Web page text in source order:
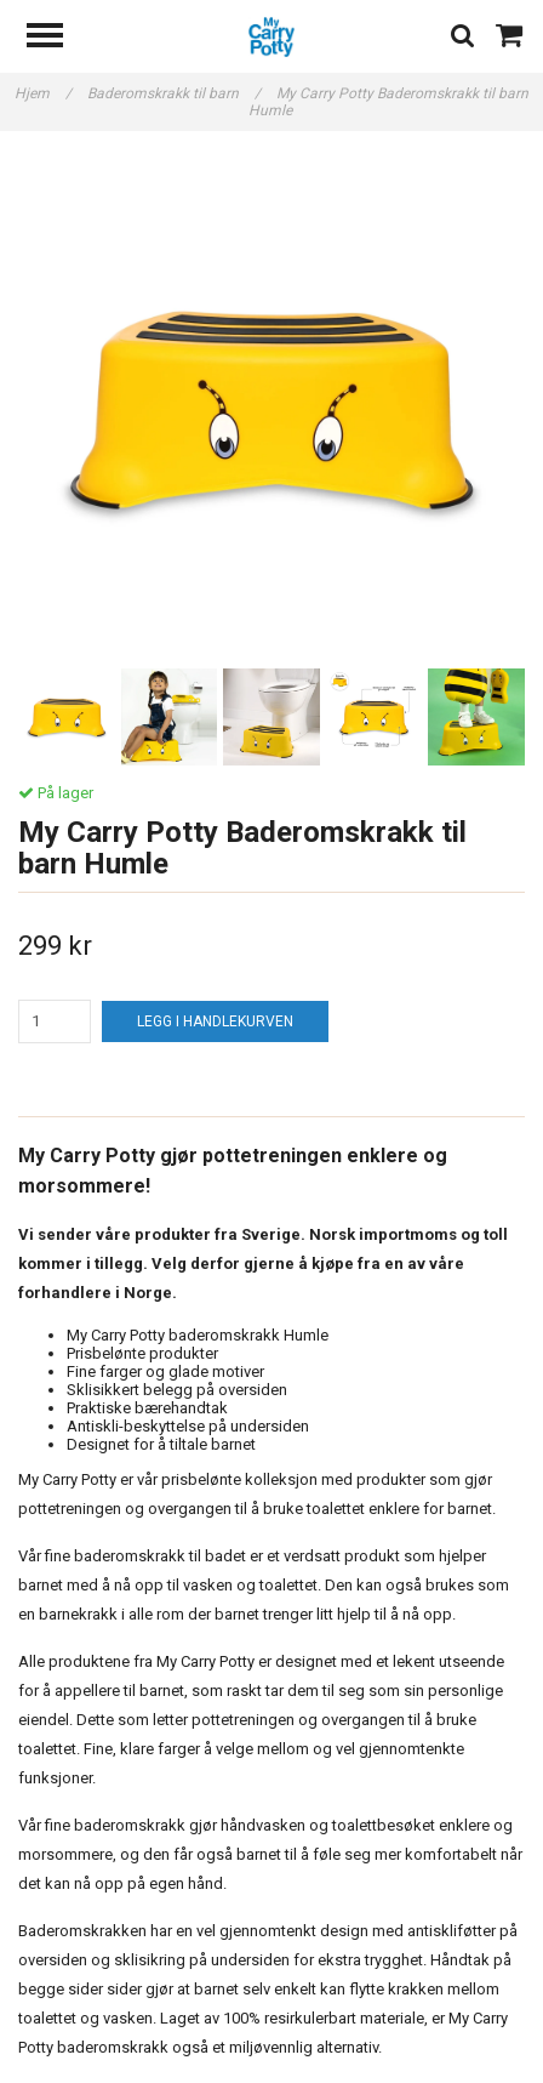
Hjem / Baderomskrakk til barn /
My Carry Potty Baderomskrakk til barn
Humle
På lager
My Carry Potty Baderomskrakk til
barn Humle
299 kr
LEGG I HANDLEKURVEN
My Carry Potty gjør pottetreningen enklere og
morsommere!
Vi sender våre produkter fra Sverige. Norsk importmoms og toll
kommer i tillegg. Velg derfor gjerne å kjøpe fra en av våre
forhandlere i Norge.
My Carry Potty baderomskrakk Humle
Prisbelønte produkter
Fine farger og glade motiver
Sklisikkert belegg på oversiden
Praktiske bærehandtak
Antiskli-beskyttelse på undersiden
Designet for å tiltale barnet
My Carry Potty er vår prisbelønte kolleksjon med produkter som gjør
pottetreningen og overgangen til å bruke toalettet enklere for barnet.
Vår fine baderomskrakk til badet er et verdsatt produkt som hjelper
barnet med å nå opp til vasken og toalettet. Den kan også brukes som
en barnekrakk i alle rom der barnet trenger litt hjelp til å nå opp.
Alle produktene fra My Carry Potty er designet med et lekent utseende
for å appellere til barnet, som raskt tar dem til seg som sin personlige
eiendel. Dette som letter pottetreningen og overgangen til å bruke
toalettet. Fine, klare farger å velge mellom og vel gjennomtenkte
funksjoner.
Vår fine baderomskrakk gjør håndvasken og toalettbesøket enklere og
morsommere, og den får også barnet til å føle seg mer komfortabelt når
det kan nå opp på egen hånd.
Baderomskrakken har en vel gjennomtenkt design med antiskliføtter på
oversiden og sklisikring på undersiden for ekstra trygghet. Håndtak på
begge sider sider gjør at barnet selv enkelt kan flytte krakken mellom
toalettet og vasken. Laget av 100% resirkulerbart materiale, er My Carry
Potty baderomskrakk også et miljøvennlig alternativ.